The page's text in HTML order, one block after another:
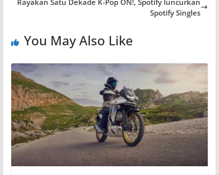
Spotify Singles
You May Also Like